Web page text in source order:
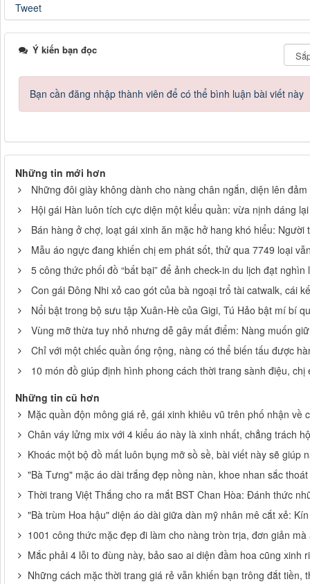
Tweet
Ý kiến bạn đọc
Bạn cần đăng nhập thành viên để có thể bình luận bài viết này
Những tin mới hơn
Những đôi giày không dành cho nàng chân ngắn, diện lên
Hội gái Hàn luôn tích cực diện một kiểu quần: vừa nịnh dáng
Bán hàng ở chợ, loạt gái xinh ăn mặc hở hang khó hiểu: Người
Mẫu áo ngực đang khiến chị em phát sốt, thử qua 7749 loại
5 công thức phối đồ “bất bại” để ảnh check-in du lịch đạt nghìn
Con gái Đông Nhi xỏ cao gót của bà ngoại trổ tài catwalk, cái
Nổi bật trong bộ sưu tập Xuân-Hè của Gigi, Tú Hảo bật mí bí
Vùng mỡ thừa tuy nhỏ nhưng dễ gây mất điểm: Nàng muốn
Chỉ với một chiếc quần ống rộng, nàng có thể biến tấu được
10 món đồ giúp định hình phong cách thời trang sành điệu,
Những tin cũ hơn
Mặc quần độn mông giá rẻ, gái xinh khiêu vũ trên phố nhận về
Chân váy lửng mix với 4 kiểu áo này là xinh nhất, chẳng trách
Khoác một bộ đồ mất luôn bụng mỡ sồ sề, bài viết này sẽ giúp
"Bà Tưng" mặc áo dài trắng đẹp nồng nàn, khoe nhan sắc
Thời trang Việt Thắng cho ra mắt BST Chan Hòa: Đánh thức
"Bà trùm Hoa hậu" diện áo dài giữa dàn mỹ nhân mê cắt xẻ:
1001 công thức mặc đẹp đi làm cho nàng tròn trịa, đơn giản
Mắc phải 4 lỗi to đùng này, bảo sao ai diện đầm hoa cũng xinh
Những cách mặc thời trang giá rẻ vẫn khiến bạn trông đắt tiền,